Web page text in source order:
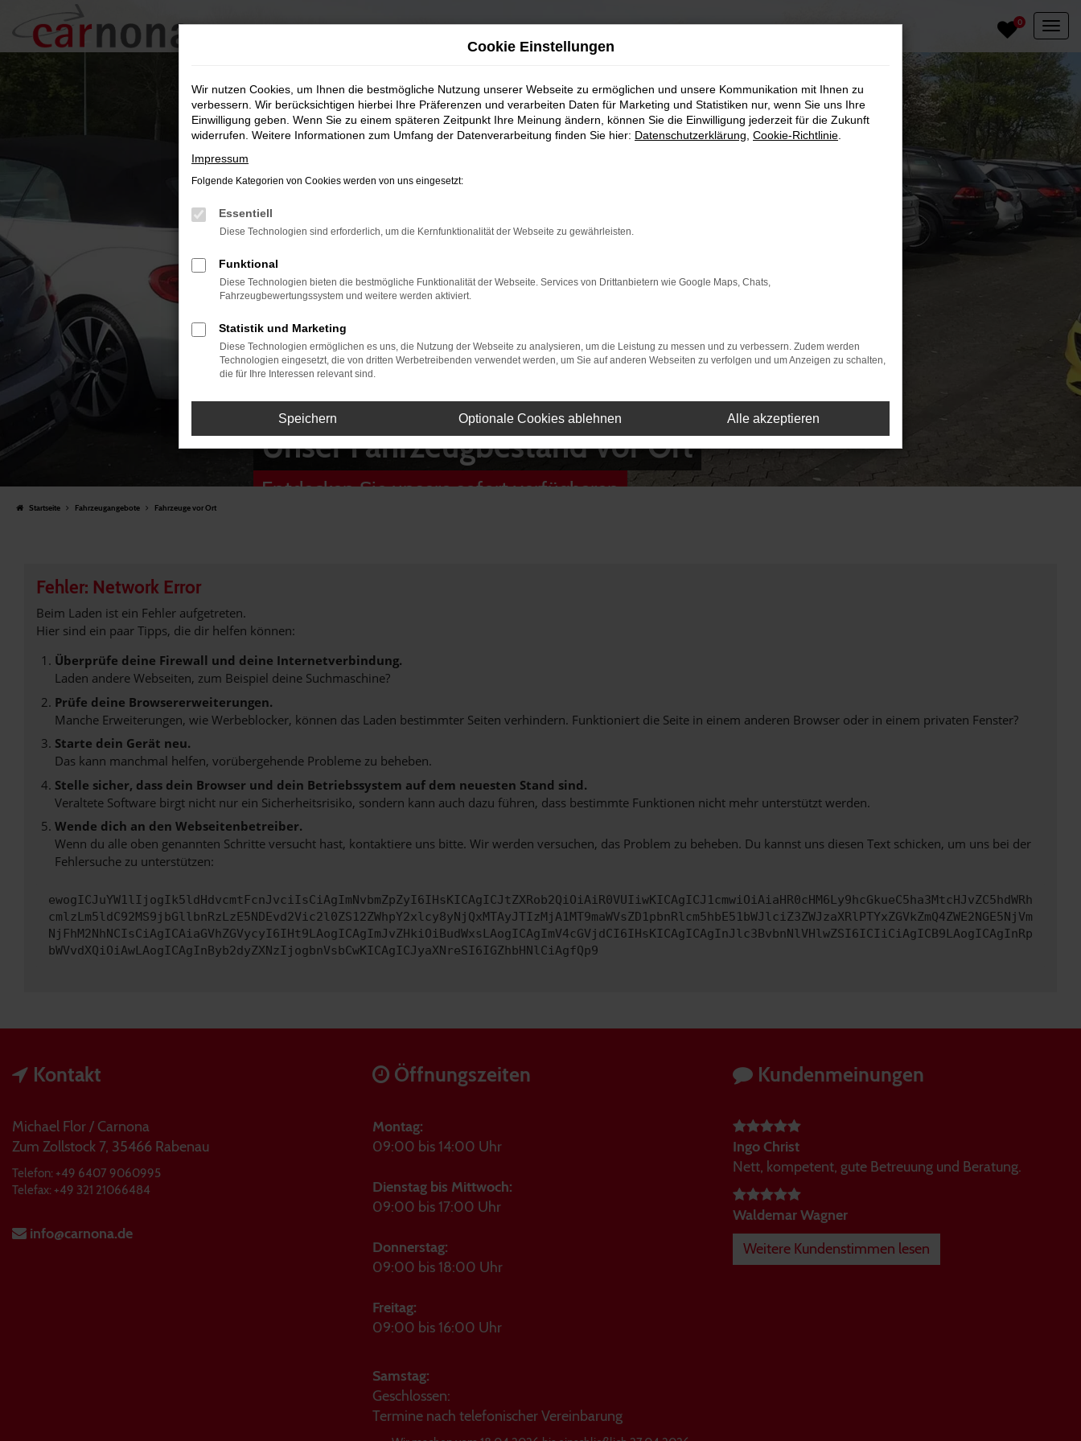
Zum
Hauptinhalt
springen
0
Unser Fahrzeugbestand vor Ort
Entdecken Sie unsere sofort verfügbaren
Startseite Fahrzeugangebote Fahrzeuge vor Ort
Fehler: Network Error
Beim Laden ist ein Fehler aufgetreten.
Hier sind ein paar Tipps, die dir helfen können:
Überprüfe deine Firewall und deine Internetverbindung.
Laden andere Webseiten, zum Beispiel deine Suchmaschine?
Prüfe deine Browsererweiterungen.
Manche Erweiterungen, wie Werbeblocker, können das Laden bestimmter Seiten verhindern. Funktioniert die Seite in einem anderen Browser oder in einem privaten Fenster?
Starte dein Gerät neu.
Das kann manchmal helfen, vorübergehende Probleme zu beheben.
Stelle sicher, dass dein Browser und dein Betriebssystem auf dem neuesten Stand sind.
Veraltete Software birgt nicht nur ein Sicherheitsrisiko, sondern kann auch dazu führen, dass bestimmte Funktionen nicht mehr unterstützt werden.
Wende dich an den Webseitenbetreiber.
Wenn du alle oben genannten Schritte versucht hast, kontaktiere uns bitte. Wir werden versuchen, das Problem zu beheben. Du kannst uns diesen Text schicken, um uns bei der
Fehlersuche zu unterstützen:
ewogICJuYW1lIjogIk5ldHdvcmtFcnJvciIsCiAgImNvbmZpZyI6IHsKICAgICJtZXRob2QiOiAiR0VUIiwKICAgICJ1cmwiOiAiaHR0cHM6Ly9hcGkueC5ha3MtcHJvZC5hdWRh
cmlzLm5ldC92MS9jbGllbnRzLzE5NDEvd2Vic2l0ZS12ZWhpY2xlcy8yNjQxMTAyJTIzMjA1MT9maWVsZD1pbnRlcm5hbE51bWJlciZ3ZWJzaXRlPTYxZGVkZmQ4ZWE2NGE5NjVm
NjFhM2NhNCIsCiAgICAiaGVhZGVycyI6IHt9LAogICAgImJvZHkiOiBudWxsLAogICAgImV4cGVjdCI6IHsKICAgICAgInJlc3BvbnNlVHlwZSI6ICIiCiAgICB9LAogICAgInRp
bWVvdXQiOiAwLAogICAgInByb2dyZXNzIjogbnVsbCwKICAgICJyaXNreSI6IGZhbHNlCiAgfQp9
Kontakt
Michael Flor / Carnona
Zum Zollstock 7, 35466 Rabenau
Telefon: +49 6407 9060995
Telefax: +49 321 21066484
info@carnona.de
Öffnungszeiten
Montag:
09:00 bis 14:00 Uhr
Dienstag bis Mittwoch:
09:00 bis 17:00 Uhr
Donnerstag:
09:00 bis 18:00 Uhr
Freitag:
09:00 bis 16:00 Uhr
Samstag:
Geschlossen:
Termine nach telefonischer Vereinbarung
Kundenmeinungen
Ingo Christ
Nett, kompetent, gute Betreuung und Beratung.
Waldemar Wagner
Weitere Kundenstimmen lesen
Cookie Einstellungen
Wir nutzen Cookies, um Ihnen die bestmögliche Nutzung unserer Webseite zu ermöglichen und unsere Kommunikation mit Ihnen zu
verbessern. Wir berücksichtigen hierbei Ihre Präferenzen und verarbeiten Daten für Marketing und Statistiken nur, wenn Sie uns Ihre
Einwilligung geben. Wenn Sie zu einem späteren Zeitpunkt Ihre Meinung ändern, können Sie die Einwilligung jederzeit für die Zukunft
widerrufen. Weitere Informationen zum Umfang der Datenverarbeitung finden Sie hier: Datenschutzerklärung Cookie-Richtlinie
Impressum
Folgende Kategorien von Cookies werden von uns eingesetzt:
Essentiell
Diese Technologien sind erforderlich, um die Kernfunktionalität der Webseite zu gewährleisten.
Funktional
Diese Technologien bieten die bestmögliche Funktionalität der Webseite. Services von Drittanbietern wie Google Maps, Chats,
Fahrzeugbewertungssystem und weitere werden aktiviert.
Statistik und Marketing
Diese Technologien ermöglichen es uns, die Nutzung der Webseite zu analysieren, um die Leistung zu messen und zu verbessern. Zudem werden
Technologien eingesetzt, die von dritten Werbetreibenden verwendet werden, um Sie auf anderen Webseiten zu verfolgen und um Anzeigen zu schalten,
die für Ihre Interessen relevant sind.
Speichern Optionale Cookies ablehnen Alle akzeptieren